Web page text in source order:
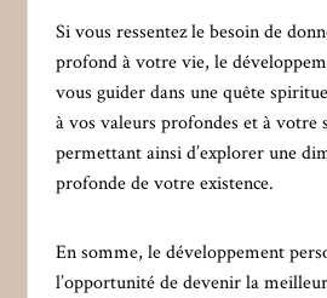
Si vous ressentez le besoin de
profond à votre vie, le
vous guider dans une quête
à vos valeurs profondes et à votre
permettant ainsi d’explorer une
profonde de votre existence.
En somme, le développement
l’opportunité de devenir la